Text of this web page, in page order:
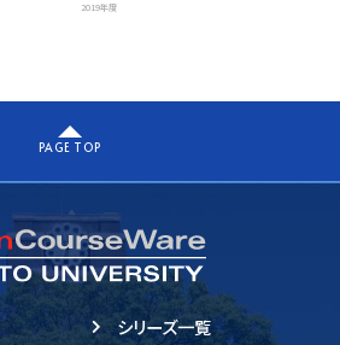
2019年度
PAGE TOP
シリーズ一覧